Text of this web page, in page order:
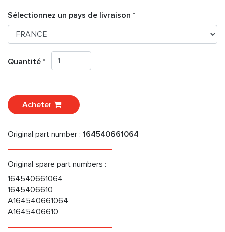
Sélectionnez un pays de livraison *
Quantité *
Acheter
Original part number : 164540661064
Original spare part numbers :
164540661064
1645406610
A164540661064
A1645406610